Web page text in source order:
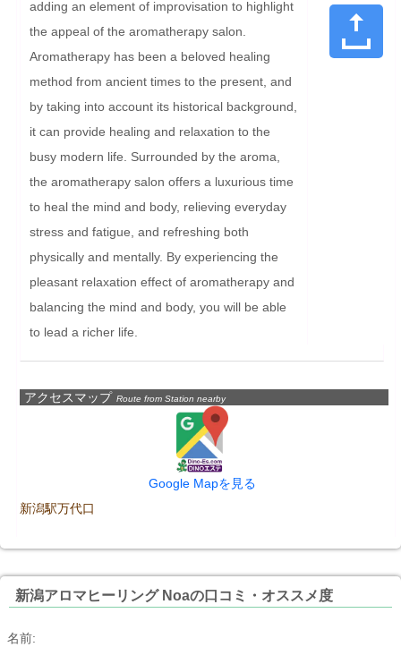
adding an element of improvisation to highlight
the appeal of the aromatherapy salon.
Aromatherapy has been a beloved healing
method from ancient times to the present, and
by taking into account its historical background,
it can provide healing and relaxation to the
busy modern life. Surrounded by the aroma,
the aromatherapy salon offers a luxurious time
to heal the mind and body, relieving everyday
stress and fatigue, and refreshing both
physically and mentally. By experiencing the
pleasant relaxation effect of aromatherapy and
balancing the mind and body, you will be able
to lead a richer life.
アクセスマップ Route from Station nearby
Google Mapを見る
新潟駅万代口
新潟アロマヒーリング Noaの口コミ・オススメ度
名前: